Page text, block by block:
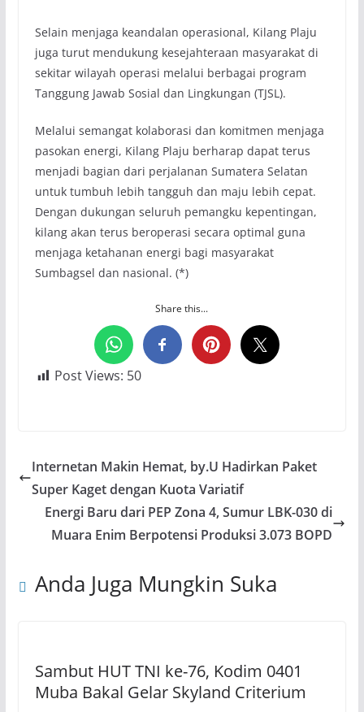
Selain menjaga keandalan operasional, Kilang Plaju
juga turut mendukung kesejahteraan masyarakat di
sekitar wilayah operasi melalui berbagai program
Tanggung Jawab Sosial dan Lingkungan (TJSL).
Melalui semangat kolaborasi dan komitmen menjaga
pasokan energi, Kilang Plaju berharap dapat terus
menjadi bagian dari perjalanan Sumatera Selatan
untuk tumbuh lebih tangguh dan maju lebih cepat.
Dengan dukungan seluruh pemangku kepentingan,
kilang akan terus beroperasi secara optimal guna
menjaga ketahanan energi bagi masyarakat
Sumbagsel dan nasional. (*)
Share this...
Post Views: 50
Internetan Makin Hemat, by.U Hadirkan Paket
Super Kaget dengan Kuota Variatif
Energi Baru dari PEP Zona 4, Sumur LBK-030 di
Muara Enim Berpotensi Produksi 3.073 BOPD
Anda Juga Mungkin Suka
Sambut HUT TNI ke-76, Kodim 0401
Muba Bakal Gelar Skyland Criterium